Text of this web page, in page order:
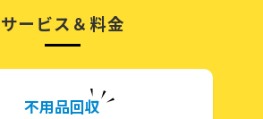
サービス＆料金
不用品回収